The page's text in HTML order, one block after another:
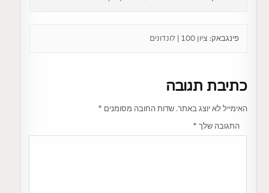
פינגבאק: ציון 100 | לונדונים
כתיבת תגובה
האימייל לא יוצג באתר. שדות החובה מסומנים *
התגובה שלך *